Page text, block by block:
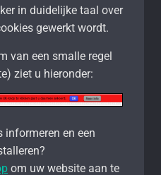
in duidelijke taal over
gewerkt wordt.
van een smalle regel
ziet u hieronder:
informeren en een
om uw website aan te